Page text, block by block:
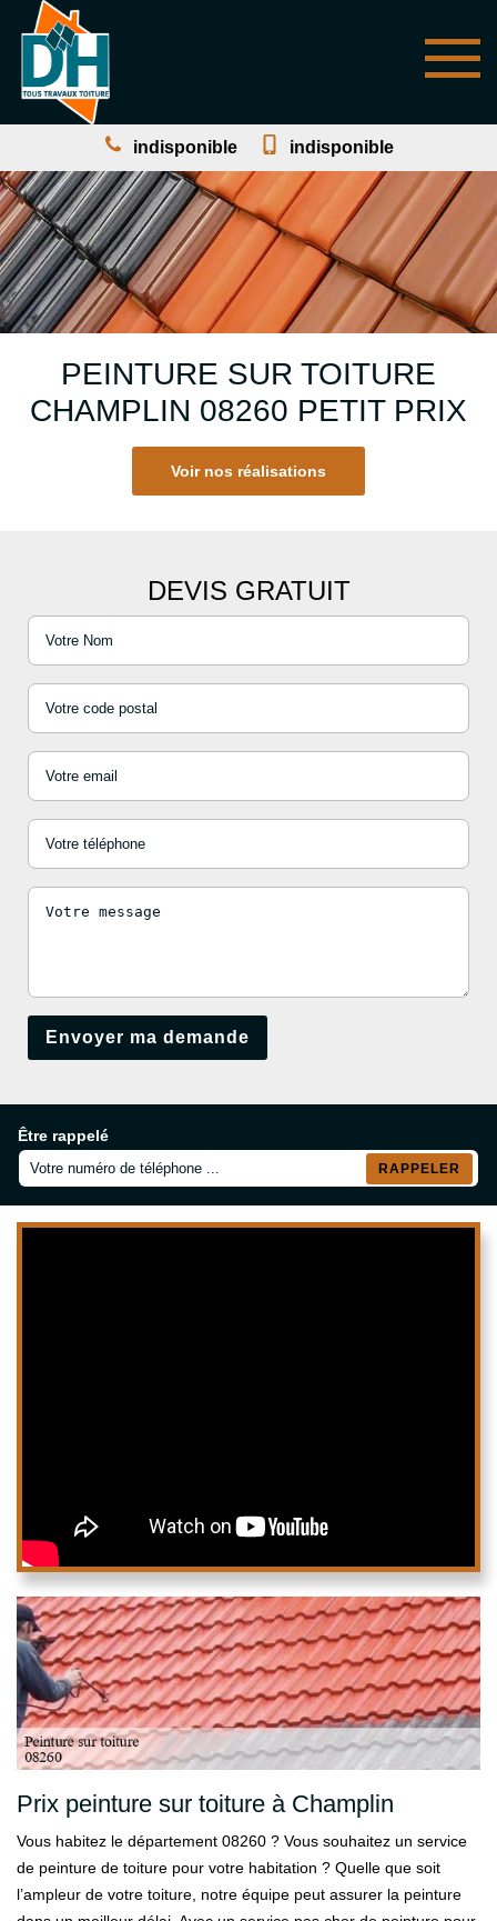
indisponible indisponible
PEINTURE SUR TOITURE
CHAMPLIN 08260 PETIT PRIX
Voir nos réalisations
DEVIS GRATUIT
Être rappelé
Prix peinture sur toiture à Champlin
Vous habitez le département 08260 ? Vous souhaitez un service
de peinture de toiture pour votre habitation ? Quelle que soit
l’ampleur de votre toiture, notre équipe peut assurer la peinture